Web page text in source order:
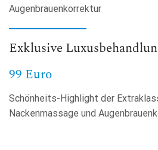
Augenbrauenkorrektur
Exklusive
99 Euro
Schönheits-Highlight der
Nackenmassage und